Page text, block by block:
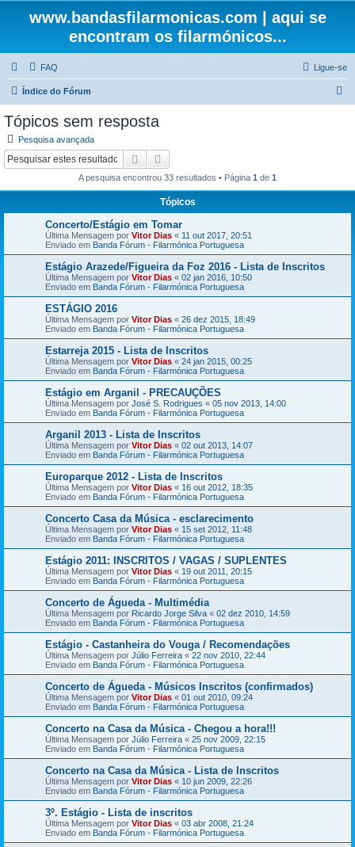
www.bandasfilarmonicas.com | aqui se
encontram os filarmónicos...
FAQ Ligue-se
Índice do Fórum
Tópicos sem resposta
Pesquisa avançada
Pesquisar
A pesquisa encontrou 33 resultados • Página 1 de 1
Tópicos
Concerto/Estágio em Tomar
Última Mensagem por Vitor Dias « 11 out 2017, 20:51
Enviado em Banda Fórum - Filarmónica Portuguesa
Estágio Arazede/Figueira da Foz 2016 - Lista de Inscritos
Última Mensagem por Vitor Dias « 02 jan 2016, 10:50
Enviado em Banda Fórum - Filarmónica Portuguesa
ESTÁGIO 2016
Última Mensagem por Vitor Dias « 26 dez 2015, 18:49
Enviado em Banda Fórum - Filarmónica Portuguesa
Estarreja 2015 - Lista de Inscritos
Última Mensagem por Vitor Dias « 24 jan 2015, 00:25
Enviado em Banda Fórum - Filarmónica Portuguesa
Estágio em Arganil - PRECAUÇÕES
Última Mensagem por José S. Rodrigues « 05 nov 2013, 14:00
Enviado em Banda Fórum - Filarmónica Portuguesa
Arganil 2013 - Lista de Inscritos
Última Mensagem por Vitor Dias « 02 out 2013, 14:07
Enviado em Banda Fórum - Filarmónica Portuguesa
Europarque 2012 - Lista de Inscritos
Última Mensagem por Vitor Dias « 16 out 2012, 18:35
Enviado em Banda Fórum - Filarmónica Portuguesa
Concerto Casa da Música - esclarecimento
Última Mensagem por Vitor Dias « 15 set 2012, 11:48
Enviado em Banda Fórum - Filarmónica Portuguesa
Estágio 2011: INSCRITOS / VAGAS / SUPLENTES
Última Mensagem por Vitor Dias « 19 out 2011, 20:15
Enviado em Banda Fórum - Filarmónica Portuguesa
Concerto de Águeda - Multimédia
Última Mensagem por Ricardo Jorge Silva « 02 dez 2010, 14:59
Enviado em Banda Fórum - Filarmónica Portuguesa
Estágio - Castanheira do Vouga / Recomendações
Última Mensagem por Júlio Ferreira « 22 nov 2010, 22:44
Enviado em Banda Fórum - Filarmónica Portuguesa
Concerto de Águeda - Músicos Inscritos (confirmados)
Última Mensagem por Vitor Dias « 01 out 2010, 09:24
Enviado em Banda Fórum - Filarmónica Portuguesa
Concerto na Casa da Música - Chegou a hora!!!
Última Mensagem por Júlio Ferreira « 25 nov 2009, 22:15
Enviado em Banda Fórum - Filarmónica Portuguesa
Concerto na Casa da Música - Lista de Inscritos
Última Mensagem por Vitor Dias « 10 jun 2009, 22:26
Enviado em Banda Fórum - Filarmónica Portuguesa
3º. Estágio - Lista de inscritos
Última Mensagem por Vitor Dias « 03 abr 2008, 21:24
Enviado em Banda Fórum - Filarmónica Portuguesa